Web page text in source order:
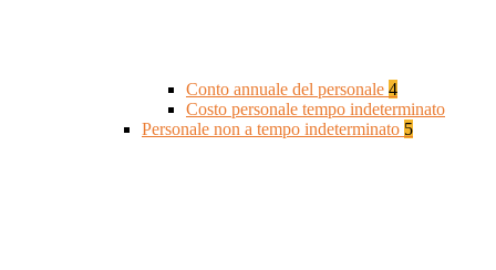
Conto annuale del personale 4
Costo personale tempo indeterminato
Personale non a tempo indeterminato 5